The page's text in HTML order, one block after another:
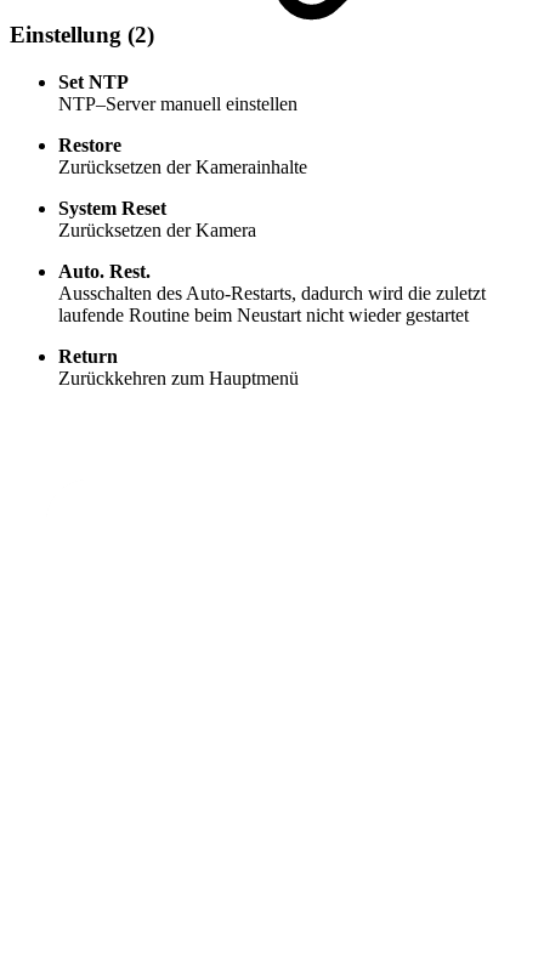
Einstellung (2)
Set NTP
NTP–Server manuell einstellen
Restore
Zurücksetzen der Kamerainhalte
System Reset
Zurücksetzen der Kamera
Auto. Rest.
Ausschalten des Auto-Restarts, dadurch wird die zuletzt
laufende Routine beim Neustart nicht wieder gestartet
Return
Zurückkehren zum Hauptmenü